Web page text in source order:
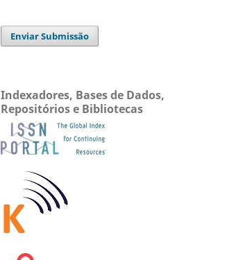
Enviar Submissão
Indexadores, Bases de Dados,
Repositórios e Bibliotecas